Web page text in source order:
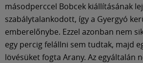
másodperccel Bobcek kiállításának
szabálytalankodott, így a Gyergyó
emberelőnybe. Ezzel azonban nem
egy percig felállni sem tudtak, majd
lövésüket fogta Arany. Az egyáltalán